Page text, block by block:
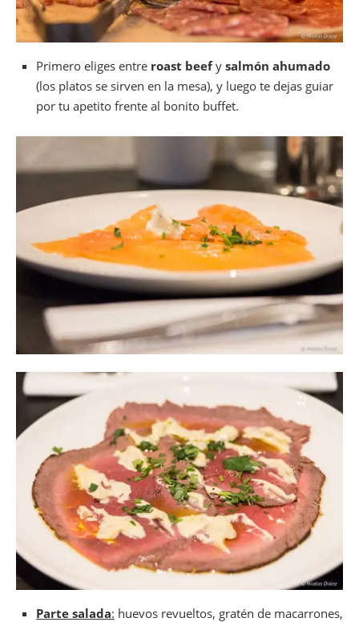
Primero eliges entre roast beefy salmón ahumado
(los platos se sirven en la mesa), y luego te dejas guiar
por tu apetito frente al bonito buffet.
Parte salada: huevos revueltos, gratén de macarrones,